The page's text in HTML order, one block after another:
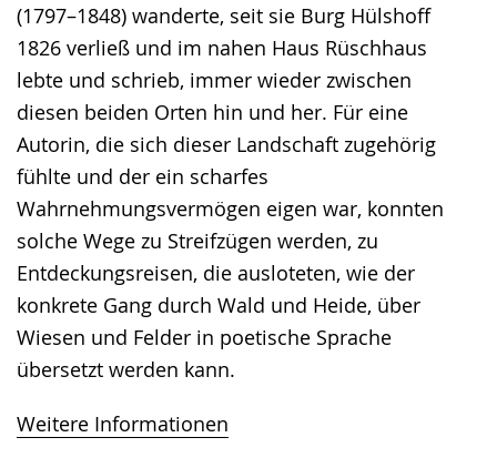
(1797–1848) wanderte, seit sie Burg Hülshoff
1826 verließ und im nahen Haus Rüschhaus
lebte und schrieb, immer wieder zwischen
diesen beiden Orten hin und her. Für eine
Autorin, die sich dieser Landschaft zugehörig
fühlte und der ein scharfes
Wahrnehmungsvermögen eigen war, konnten
solche Wege zu Streifzügen werden, zu
Entdeckungsreisen, die ausloteten, wie der
konkrete Gang durch Wald und Heide, über
Wiesen und Felder in poetische Sprache
übersetzt werden kann.
Weitere Informationen